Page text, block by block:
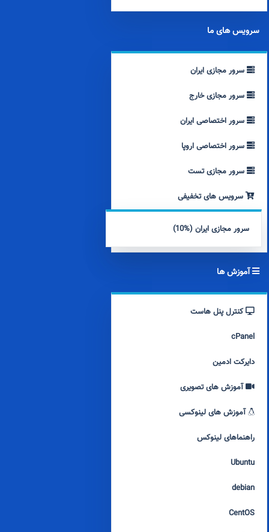
سرویس های ما
سرور مجازی ایران
سرور مجازی خارج
سرور اختصاصی ایران
سرور اختصاصی اروپا
سرور مجازی تست
سرویس های تخفیفی
سرور مجازی ایران (%10)
آموزش ها
کنترل پنل هاست
cPanel
دایرکت ادمین
آموزش های تصویری
آموزش های لینوکسی
راهنماهای لینوکس
Ubuntu
debian
CentOS